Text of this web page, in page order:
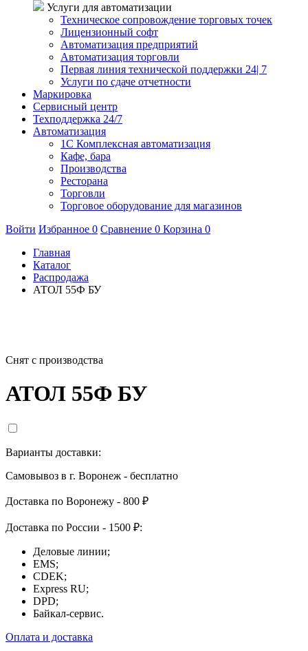
Услуги для автоматизации
Техническое сопровождение торговых точек
Лицензионный софт
Автоматизация предприятий
Автоматизация торговли
Первая линия технической поддержки 24| 7
Услуги по сдаче отчетности
Маркировка
Сервисный центр
Техподдержка 24/7
Автоматизация
1C Комплексная автоматизация
Кафе, бара
Производства
Ресторана
Торговли
Торговое оборудование для магазинов
Войти Избранное 0 Сравнение 0 Корзина 0
Главная
Каталог
Распродажа
АТОЛ 55Ф БУ
Снят с производства
АТОЛ 55Ф БУ
Варианты доставки:
Самовывоз в г. Воронеж - бесплатно
Доставка по Воронежу - 800 ₽
Доставка по России - 1500 ₽:
Деловые линии;
EMS;
CDEK;
Express RU;
DPD;
Байкал-сервис.
Оплата и доставка